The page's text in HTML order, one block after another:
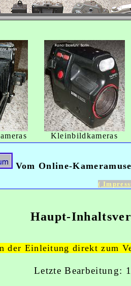
Kleinbildkameras
Vom Online-
(
Haupt-
der Einleitung direkt zum
Letzte Bearbeitung: